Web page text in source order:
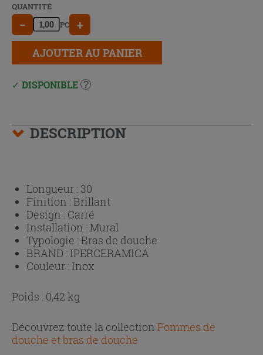
QUANTITÉ
− PC +
AJOUTER AU PANIER
DISPONIBLE
DESCRIPTION
Longueur : 30
Finition :Brillant
Design : Carré
Installation :Mural
Typologie :Bras de douche
BRAND : IPERCERAMICA
Couleur : Inox
Poids : 0,42 kg
Découvrez toute la collection Pommes de
douche et bras de douche